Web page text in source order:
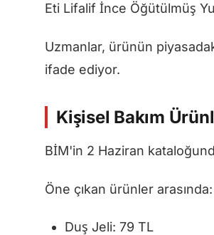
Eti Lifalif İnce Öğütülmüş
Uzmanlar, ürünün
ifade ediyor.
Kişisel Bakım
BİM'in 2 Haziran
Öne çıkan ürünler arasında:
Duş Jeli: 79 TL